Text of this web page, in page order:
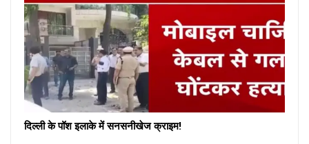
दिल्ली के पॉश इलाके में सनसनीखेज क्राइम!